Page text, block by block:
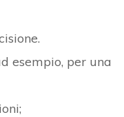
esempio, per una